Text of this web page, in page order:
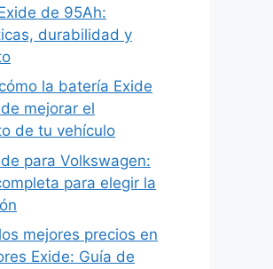
de 95Ah:
durabilidad y
la batería Exide
mejorar el
de tu vehículo
para Volkswagen:
para elegir la
mejores precios en
Exide: Guía de